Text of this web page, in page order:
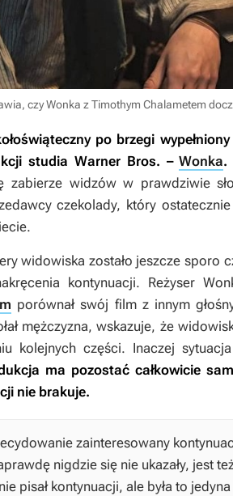
czy Wonka z Timothym Chalametem
po brzegi
studia Warner Bros. –Wonka.
zabierze widzów w prawdziwie
czekolady, który
widowiska zostało jeszcze sporo
kontynuacji. Reżyser
porównał swój film z innym
mężczyzna, wskazuje, że
kolejnych części. Inaczej
ma pozostać całkowicie
nie brakuje.
zainteresowany
nigdzie się nie ukazały, jest
pisał kontynuacji, ale była to